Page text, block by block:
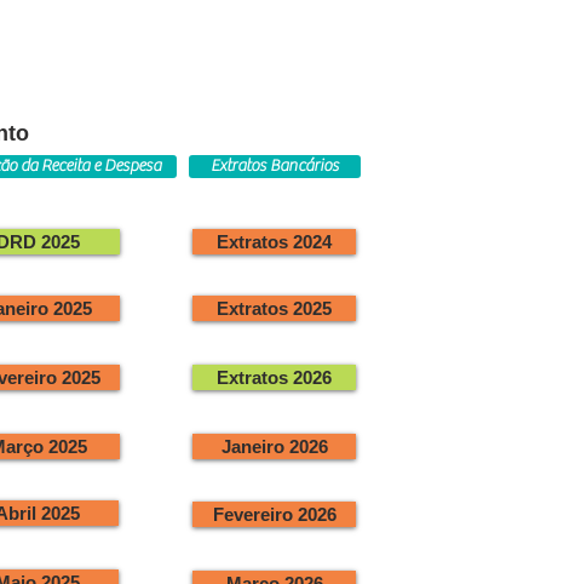
da Receita e Despesa
2025
2025
2025
2025
2025
Extratos Bancários
Extratos 2024
Extratos 2025
Extratos 2026
Janeiro 2026
Fevereiro 2026